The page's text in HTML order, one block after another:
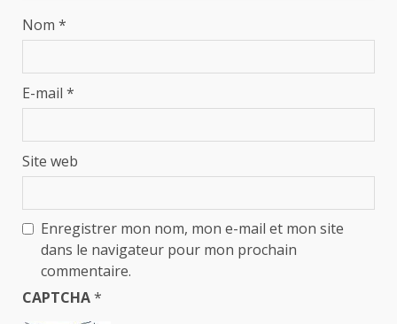
Nom *
E-mail *
Site web
Enregistrer mon nom, mon e-mail et mon site
dans le navigateur pour mon prochain
commentaire.
CAPTCHA*